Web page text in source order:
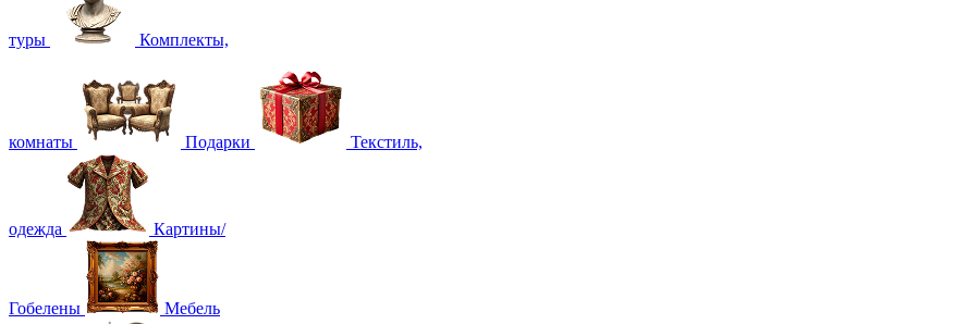
туры Комплекты,
комнаты Подарки Текстиль,
одежда Картины/
Гобелены Мебель